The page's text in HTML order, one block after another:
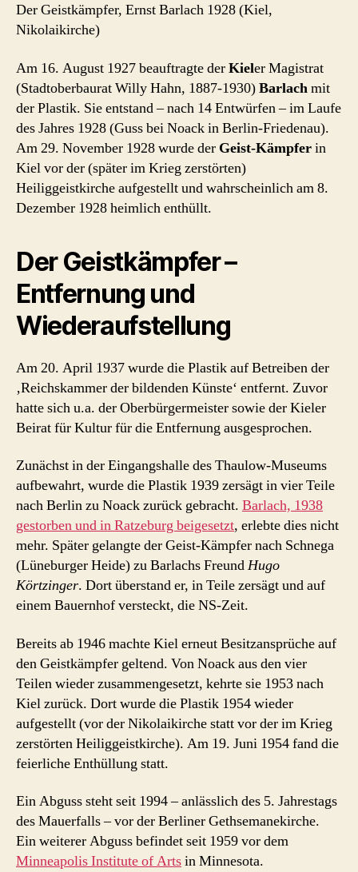
Der Geistkämpfer, Ernst Barlach 1928 (Kiel,
Nikolaikirche)
Am 16. August 1927 beauftragte derKieler Magistrat
(Stadtoberbaurat Willy Hahn, 1887-1930)Barlachmit
der Plastik. Sie entstand – nach 14 Entwürfen – im Laufe
des Jahres 1928 (Guss bei Noack in Berlin-Friedenau).
Am 29. November 1928 wurde der Geist-Kämpferin
Kiel vor der (später im Krieg zerstörten)
Heiliggeistkirche aufgestellt und wahrscheinlich am 8.
Dezember 1928 heimlich enthüllt.
Der Geistkämpfer –
Entfernung und
Wiederaufstellung
Am 20. April 1937 wurde die Plastik auf Betreiben der
‚Reichskammer der bildenden Künste‘ entfernt. Zuvor
hatte sich u.a. der Oberbürgermeister sowie der Kieler
Beirat für Kultur für die Entfernung ausgesprochen.
Zunächst in der Eingangshalle des Thaulow-Museums
aufbewahrt, wurde die Plastik 1939 zersägt in vier Teile
nach Berlin zu Noack zurück gebracht. Barlach, 1938
gestorben und in Ratzeburg beigesetzt, erlebte dies nicht
mehr. Später gelangte der Geist-Kämpfer nach Schnega
(Lüneburger Heide) zu Barlachs FreundHugo
Körtzinger. Dort überstand er, in Teile zersägt und auf
einem Bauernhof versteckt, die NS-Zeit.
Bereits ab 1946 machte Kiel erneut Besitzansprüche auf
den Geistkämpfer geltend. Von Noack aus den vier
Teilen wieder zusammengesetzt, kehrte sie 1953 nach
Kiel zurück. Dort wurde die Plastik 1954 wieder
aufgestellt (vor der Nikolaikirche statt vor der im Krieg
zerstörten Heiliggeistkirche). Am 19. Juni 1954 fand die
feierliche Enthüllung statt.
Ein Abguss steht seit 1994 – anlässlich des 5. Jahrestags
des Mauerfalls – vor der Berliner Gethsemanekirche.
Ein weiterer Abguss befindet seit 1959 vor dem
Minneapolis Institute of Artsin Minnesota.